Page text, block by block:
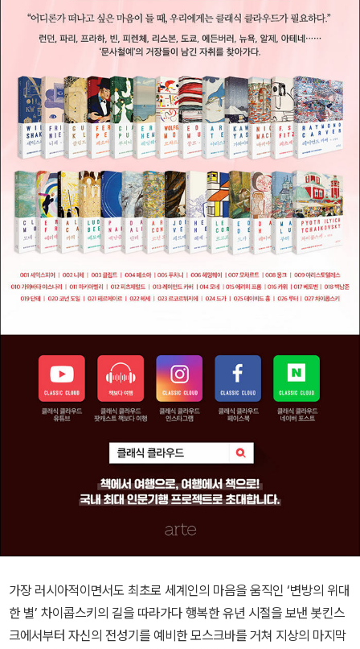
가장 러시아적이면서도 최초로 세계인의 마음을 움직인 ‘변방의 위대
한 별’ 차이콥스키의 길을 따라가다 행복한 유년 시절을 보낸 봇킨스
크에서부터 자신의 전성기를 예비한 모스크바를 거쳐 지상의 마지막